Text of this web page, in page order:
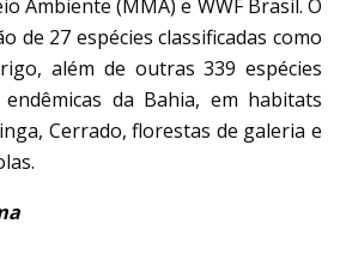
Ambiente (MMA) e WWF Brasil. O
de 27 espécies classificadas como
além de outras 339 espécies
endêmicas da Bahia, em habitats
Cerrado, florestas de galeria e